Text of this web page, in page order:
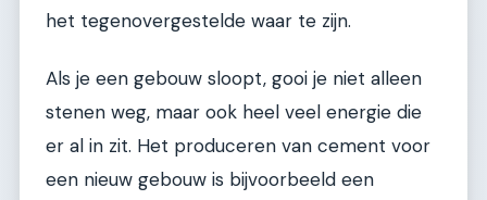
het tegenovergestelde waar te zijn.
Als je een gebouw sloopt, gooi je niet alleen
stenen weg, maar ook heel veel energie die
er al in zit. Het produceren van cement voor
een nieuw gebouw is bijvoorbeeld een